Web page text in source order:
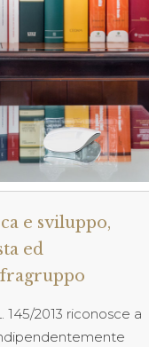
e sviluppo,
ed
145/2013 riconosce a